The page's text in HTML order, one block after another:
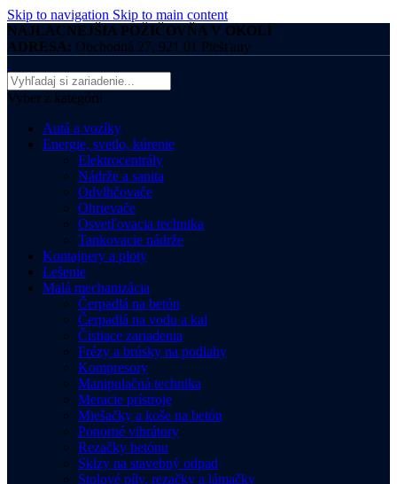
Skip to navigation Skip to main content
NAJLACNEJŠIA POŽIČOVŇA V OKOLÍ
ADRESA: Obchodná 27, 921 01 Piešťany
Vyber z kategórii
Autá a vozíky
Energie, svetlo, kúrenie
Elektrocentrály
Nádrže a sanita
Odvlhčovače
Ohrievače
Osvetľovacia technika
Tankovacie nádrže
Kontajnery a ploty
Lešenie
Malá mechanizácia
Čerpadlá na betón
Čerpadlá na vodu a kal
Čistiace zariadenia
Frézy a brúsky na podlahy
Kompresory
Manipulačná technika
Meracie prístroje
Miešačky a koše na betón
Ponorné vibrátory
Rezačky betónu
Sklzy na stavebný odpad
Stolové píly, rezačky a lámačky